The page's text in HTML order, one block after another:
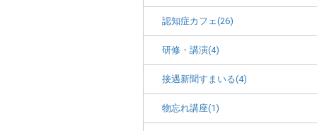
認知症カフェ(26)
研修・講演(4)
接遇新聞すまいる(4)
物忘れ講座(1)